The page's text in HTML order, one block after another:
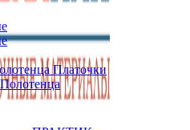
Платочки